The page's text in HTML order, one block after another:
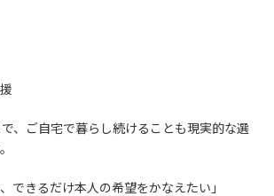
、ご自宅で暮らし続けることも現実的な選
できるだけ本人の希望をかなえたい」